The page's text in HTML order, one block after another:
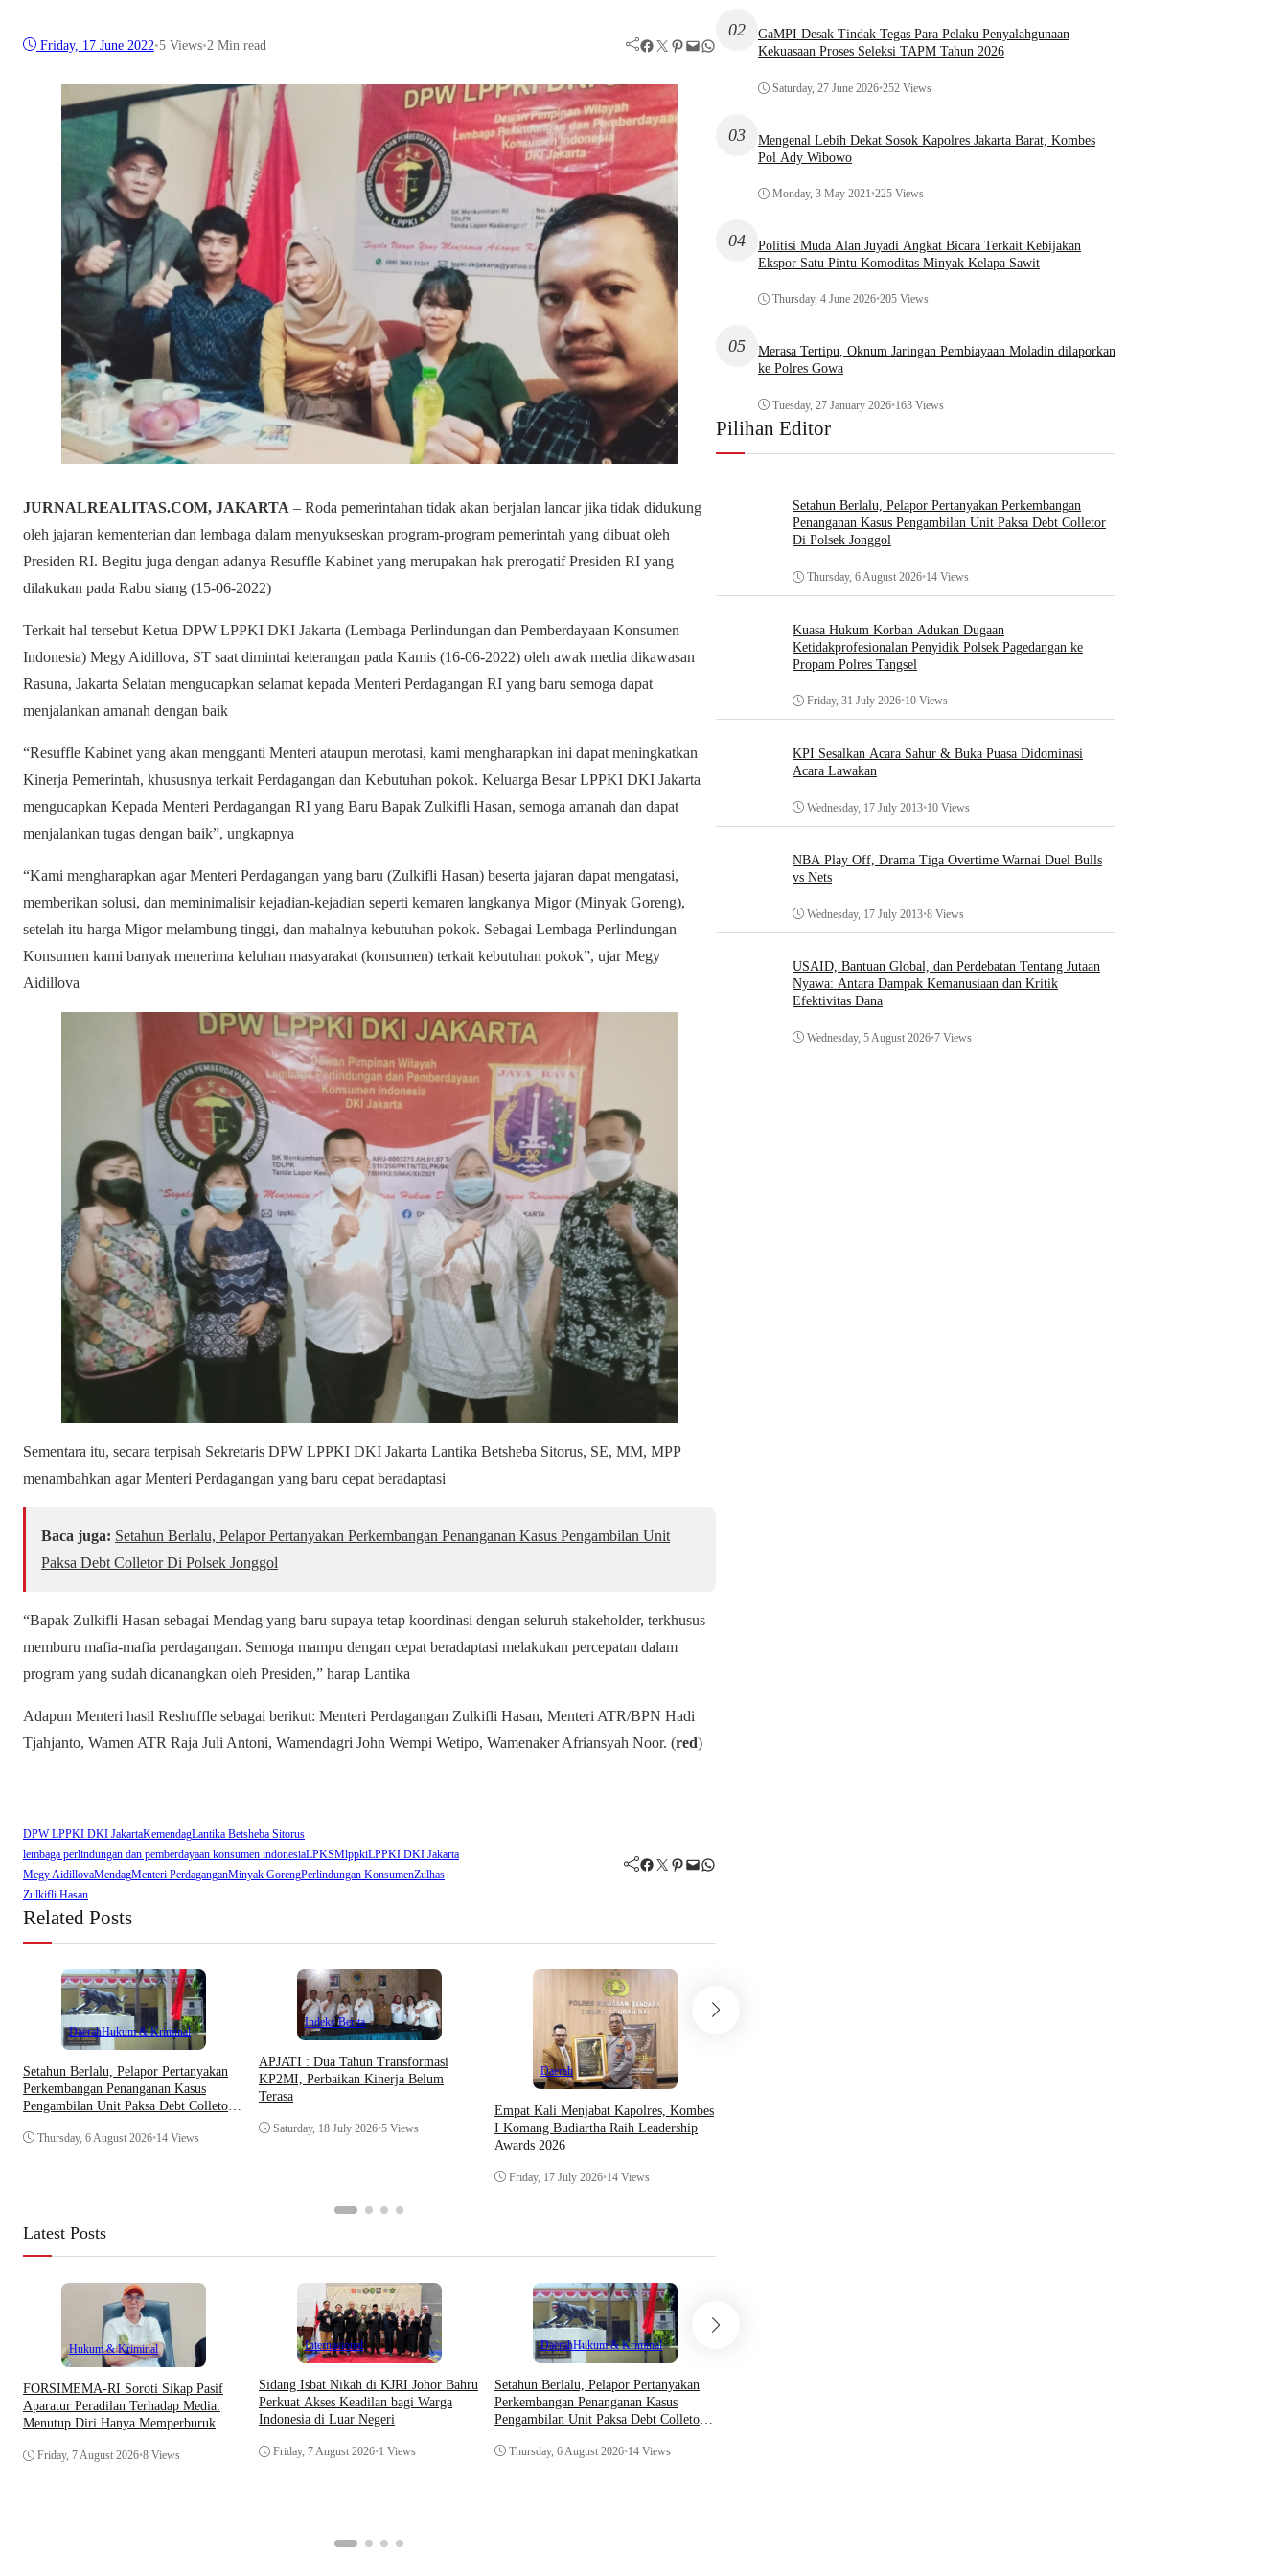
Friday, 17 June 2022•5 Views•2 Min read Facebook Twitter Pinterest Mail WhatsApp
JURNALREALITAS.COM, JAKARTA – Roda pemerintahan tidak akan berjalan lancar jika tidak didukung
oleh jajaran kementerian dan lembaga dalam menyukseskan program-program pemerintah yang dibuat oleh
Presiden RI. Begitu juga dengan adanya Resuffle Kabinet yang merupakan hak prerogatif Presiden RI yang
dilakukan pada Rabu siang (15-06-2022)
Terkait hal tersebut Ketua DPW LPPKI DKI Jakarta (Lembaga Perlindungan dan Pemberdayaan Konsumen
Indonesia) Megy Aidillova, ST saat dimintai keterangan pada Kamis (16-06-2022) oleh awak media dikawasan
Rasuna, Jakarta Selatan mengucapkan selamat kepada Menteri Perdagangan RI yang baru semoga dapat
menjalankan amanah dengan baik
“Resuffle Kabinet yang akan mengganti Menteri ataupun merotasi, kami mengharapkan ini dapat meningkatkan
Kinerja Pemerintah, khususnya terkait Perdagangan dan Kebutuhan pokok. Keluarga Besar LPPKI DKI Jakarta
mengucapkan Kepada Menteri Perdagangan RI yang Baru Bapak Zulkifli Hasan, semoga amanah dan dapat
menjalankan tugas dengan baik”, ungkapnya
“Kami mengharapkan agar Menteri Perdagangan yang baru (Zulkifli Hasan) beserta jajaran dapat mengatasi,
memberikan solusi, dan meminimalisir kejadian-kejadian seperti kemaren langkanya Migor (Minyak Goreng),
setelah itu harga Migor melambung tinggi, dan mahalnya kebutuhan pokok. Sebagai Lembaga Perlindungan
Konsumen kami banyak menerima keluhan masyarakat (konsumen) terkait kebutuhan pokok”, ujar Megy
Aidillova
Sementara itu, secara terpisah Sekretaris DPW LPPKI DKI Jakarta Lantika Betsheba Sitorus, SE, MM, MPP
menambahkan agar Menteri Perdagangan yang baru cepat beradaptasi
Baca juga: Setahun Berlalu, Pelapor Pertanyakan Perkembangan Penanganan Kasus Pengambilan Unit
Paksa Debt Colletor Di Polsek Jonggol
“Bapak Zulkifli Hasan sebagai Mendag yang baru supaya tetap koordinasi dengan seluruh stakeholder, terkhusus
memburu mafia-mafia perdagangan. Semoga mampu dengan cepat beradaptasi melakukan percepatan dalam
program yang sudah dicanangkan oleh Presiden,” harap Lantika
Adapun Menteri hasil Reshuffle sebagai berikut: Menteri Perdagangan Zulkifli Hasan, Menteri ATR/BPN Hadi
Tjahjanto, Wamen ATR Raja Juli Antoni, Wamendagri John Wempi Wetipo, Wamenaker Afriansyah Noor. (red)
DPW LPPKI DKI JakartaKemendagLantika Betsheba Sitorus
lembaga perlindungan dan pemberdayaan konsumen indonesiaLPKSMlppkiLPPKI DKI Jakarta
Megy AidillovaMendagMenteri PerdaganganMinyak GorengPerlindungan KonsumenZulhas
Zulkifli Hasan
Facebook Twitter Pinterest Mail WhatsApp
Related Posts
DaerahHukum & Kriminal
Setahun Berlalu, Pelapor Pertanyakan
Perkembangan Penanganan Kasus
Pengambilan Unit Paksa Debt Colletor
Thursday, 6 August 2026•14 Views
Indeks Berita
APJATI : Dua Tahun Transformasi
KP2MI, Perbaikan Kinerja Belum
Terasa
Saturday, 18 July 2026•5 Views
Daerah
Empat Kali Menjabat Kapolres, Kombes
I Komang Budiartha Raih Leadership
Awards 2026
Friday, 17 July 2026•14 Views
Latest Posts
Hukum & Kriminal
​FORSIMEMA-RI Soroti Sikap Pasif
Aparatur Peradilan Terhadap Media:
Menutup Diri Hanya Memperburuk
Friday, 7 August 2026•8 Views
Internasional
Sidang Isbat Nikah di KJRI Johor Bahru
Perkuat Akses Keadilan bagi Warga
Indonesia di Luar Negeri
Friday, 7 August 2026•1 Views
DaerahHukum & Kriminal
Setahun Berlalu, Pelapor Pertanyakan
Perkembangan Penanganan Kasus
Pengambilan Unit Paksa Debt Colletor
Thursday, 6 August 2026•14 Views
02
GaMPI Desak Tindak Tegas Para Pelaku Penyalahgunaan
Kekuasaan Proses Seleksi TAPM Tahun 2026
Saturday, 27 June 2026•252 Views
03
Mengenal Lebih Dekat Sosok Kapolres Jakarta Barat, Kombes
Pol Ady Wibowo
Monday, 3 May 2021•225 Views
04
Politisi Muda Alan Juyadi Angkat Bicara Terkait Kebijakan
Ekspor Satu Pintu Komoditas Minyak Kelapa Sawit
Thursday, 4 June 2026•205 Views
05
Merasa Tertipu, Oknum Jaringan Pembiayaan Moladin dilaporkan
ke Polres Gowa
Tuesday, 27 January 2026•163 Views
Pilihan Editor
Setahun Berlalu, Pelapor Pertanyakan Perkembangan
Penanganan Kasus Pengambilan Unit Paksa Debt Colletor
Di Polsek Jonggol
Thursday, 6 August 2026•14 Views
Kuasa Hukum Korban Adukan Dugaan
Ketidakprofesionalan Penyidik Polsek Pagedangan ke
Propam Polres Tangsel
Friday, 31 July 2026•10 Views
KPI Sesalkan Acara Sahur & Buka Puasa Didominasi
Acara Lawakan
Wednesday, 17 July 2013•10 Views
NBA Play Off, Drama Tiga Overtime Warnai Duel Bulls
vs Nets
Wednesday, 17 July 2013•8 Views
USAID, Bantuan Global, dan Perdebatan Tentang Jutaan
Nyawa: Antara Dampak Kemanusiaan dan Kritik
Efektivitas Dana
Wednesday, 5 August 2026•7 Views